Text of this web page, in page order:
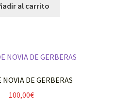
al carrito
NOVIA DE GERBERAS
100,00€